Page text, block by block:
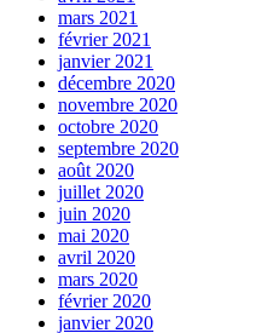
mars 2021
février 2021
janvier 2021
décembre 2020
novembre 2020
octobre 2020
septembre 2020
août 2020
juillet 2020
juin 2020
mai 2020
avril 2020
mars 2020
février 2020
janvier 2020